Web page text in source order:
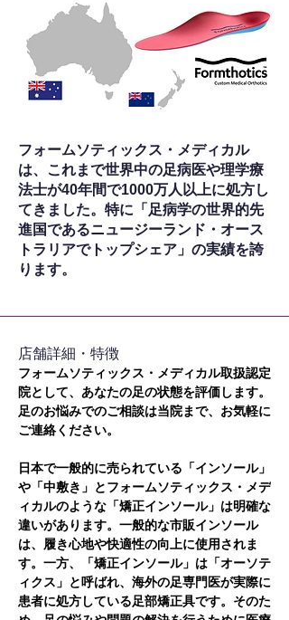
フォームソティックス・メディカル
は、これまで世界中の足病医や理学療
法士が40年間で1000万人以上に処方し
てきました。特に「足病学の世界的先
進国であるニュージーランド・オース
トラリアでトップシェア」の実績を誇
ります。
​店舗詳細・特徴
フォームソティックス・メディカル取扱認定
院として、あなたの足の状態を評価します。
足のお悩みでのご相談は当院まで、お気軽に
ご連絡ください。
日本で一般的に売られている「インソール」
や「中敷き」とフォームソティックス・メデ
ィカルのような「矯正インソール」は明確な
違いがあります。一般的な市販インソール
は、履き心地や快適性の向上に使用されま
す。一方、「矯正インソール」は「オーソテ
ィクス」と呼ばれ、海外の足専門医が実際に
患者に処方している足部矯正具です。そのた